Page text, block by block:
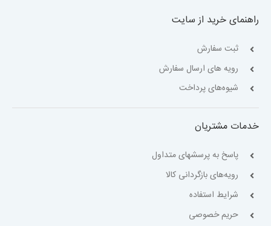
راهنمای خرید از سایت
ثبت سفارش
رویه های ارسال سفارش
شیوه‌های پرداخت
خدمات مشتریان
پاسخ به پرسشهای متداول
رویه‌های بازگردانی کالا
شرایط استفاده
حریم خصوصی